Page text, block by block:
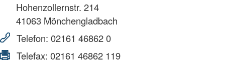
Hohenzollernstr. 214
41063 Mönchengladbach
Telefon: 02161 46862 0
Telefax: 02161 46862 119